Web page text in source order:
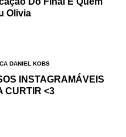
Olivia
DANIEL KOBS
INSTAGRAMÁVEIS
CURTIR <3